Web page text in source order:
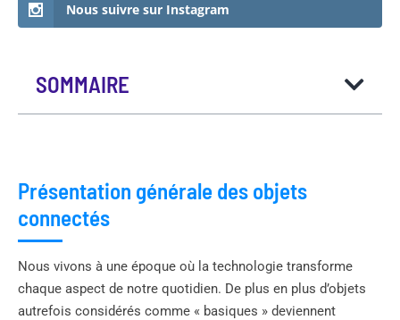
Nous suivre sur Instagram
SOMMAIRE
Présentation générale des objets
connectés
Nous vivons à une époque où la technologie transforme
chaque aspect de notre quotidien. De plus en plus d’objets
autrefois considérés comme « basiques » deviennent